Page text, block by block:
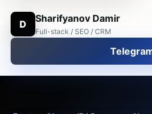
D Sharifyanov Damir
Full-stack / SEO / CRM